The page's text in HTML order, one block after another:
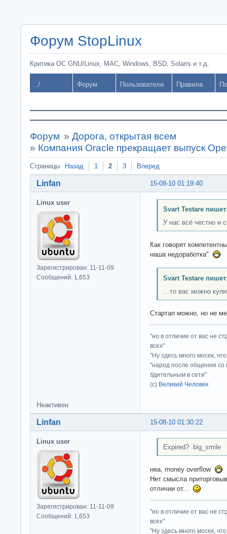
Форум StopLinux
Критика ОС GNU/Linux, MAC, Windows, BSD, Solaris и т.д.
../ Форум Пользователи Правила
Форум » Дорога, открытая всем
» Компания Oracle прекращает выпуск
Страницы Назад 1 2 3 Вперед
15-08-10 01:19:40
Linfan
Linux user
Зарегистрирован: 11-11-09
Сообщений: 1,653
Svart Testare
У нас всё честно и
Как говорят
наша недоработка"
Svart Testare
…то вас можно
Стартап можно, но не
"но в отличие от вас не
всех"
"Ну здесь много мосек,
"народ после общения со
бдительным в сети"
(с) Великий Человек
Неактивен
15-08-10 01:30:22
Linfan
Linux user
Зарегистрирован: 11-11-09
Сообщений: 1,653
Expired? big_smile
неа, money overflow
Нет смысла
отличии от...
"но в отличие от вас не
всех"
"Ну здесь много мосек,